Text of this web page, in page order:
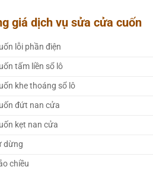
giá dịch vụ sửa cửa cuốn
lỗi phần điện
tấm liền sổ lô
khe thoáng sổ lô
đứt nan cửa
kẹt nan cửa
dừng
chiều